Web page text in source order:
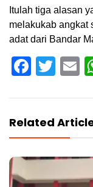
Itulah tiga alasan
melakukab angkat
adat dari Bandar
Related